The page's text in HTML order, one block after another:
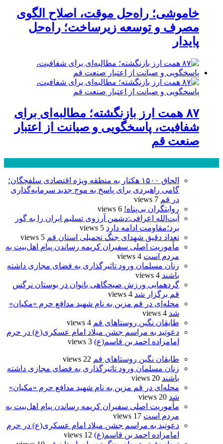
خاموشی؛ راه‌حل موقت، اصلاح الگوی
مصرف و توسعه زیرساخت؛ راه‌حل
پایدار
۸۷ همت ارز بازنگشته؛ مطالبه‌ای برای
شفافیت، پاسخگویی و صیانت از اعتبار
صنعت قم
الحاق ۱۵۰۰ هکتار به منطقه ویژه اقتصادی سلفچگان؛
گامی راهبردی برای پاسخ به موج جدید سرمایه‌گذاری
در قم 7 views
روایتگران بی‌پناه! 6 views
آیت‌الله اعرافی:دشمن آرزوی تسلیم ایران را به گور
برد؛مقاومت ادامه دارد 5 views
تعداد دقیق شهدای جنگ تحمیلی استان قم 5 views
مأموریت اصلی سفیران کریمه رساندن پیام اهل‌بیت به
مردم است 4 views
زنان مسلمان ورود تاثیرگذاری به فضای مجازی داشته
باشند 4 views
گردهمایی ورزش صبحگاهی بانوان در بوستان نرگس
قم برگزار شد 4 views
محله‌ای در قم مزین به نام شهید مدافع حرم «مکیان»
شد 4 views
طایقان نگین روستاهای قم 4 views
دعوتید به مراسم جشن میلاد امام عسکری(ع) در حرم
امامزاده احمد بن قاسم(ع) 3 views
طایقان نگین روستاهای قم 22 views
زنان مسلمان ورود تاثیرگذاری به فضای مجازی داشته
باشند 20 views
محله‌ای در قم مزین به نام شهید مدافع حرم «مکیان»
شد 20 views
مأموریت اصلی سفیران کریمه رساندن پیام اهل‌بیت به
مردم است 17 views
دعوتید به مراسم جشن میلاد امام عسکری(ع) در حرم
امامزاده احمد بن قاسم(ع) 12 views